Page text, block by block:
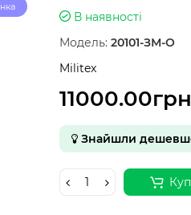
В наявності
Модель: 20101-ЗМ-О
Militex
11000.00грн
Знайшли